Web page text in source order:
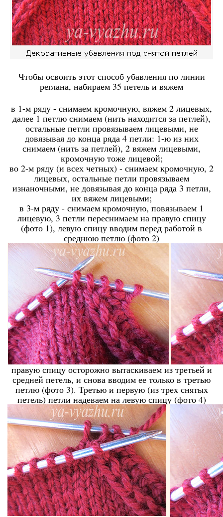
Чтобы освоить этот способ убавления по линии
реглана, набираем 35 петель и вяжем
в 1-м ряду - снимаем кромочную, вяжем 2 лицевых,
далее 1 петлю снимаем (нить находится за петлей),
остальные петли провязываем лицевыми, не
довязывая до конца ряда 4 петли: 1-ю из них
снимаем (нить за петлей), 2 вяжем лицевыми,
кромочную тоже лицевой;
во 2-м ряду (и всех четных) - снимаем кромочную, 2
лицевых, остальные петли провязываем
изнаночными, не довязывая до конца ряда 3 петли,
их вяжем лицевыми;
в 3-м ряду - снимаем кромочную, повязываем 1
лицевую, 3 петли переснимаем на правую спицу
(фото 1), левую спицу вводим перед работой в
среднюю петлю (фото 2)
правую спицу осторожно вытаскиваем из третьей и
средней петель, и снова вводим ее только в третью
петлю (фото 3). Третью и первую (из трех снятых
петель) петли надеваем на левую спицу (фото 4)